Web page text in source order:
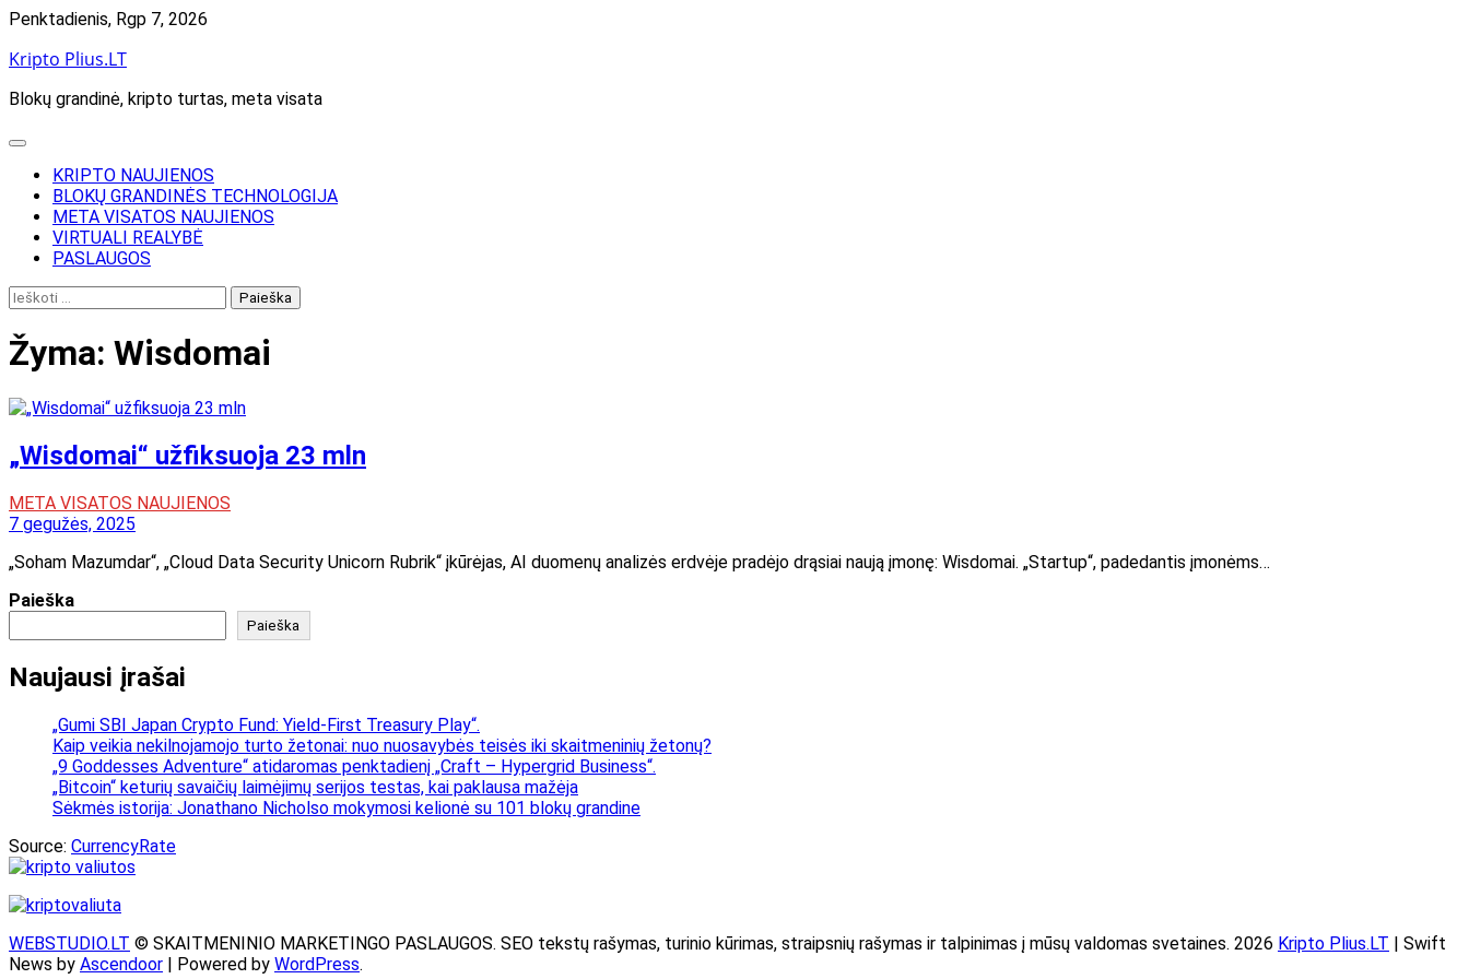
Skip
content
Penktadienis, Rgp 7, 2026
Kripto Plius.LT
Blokų grandinė, kripto turtas, meta visata
KRIPTO NAUJIENOS
BLOKŲ GRANDINĖS TECHNOLOGIJA
META VISATOS NAUJIENOS
VIRTUALI REALYBĖ
PASLAUGOS
Ieškoti:
Žyma: Wisdomai
„Wisdomai“ užfiksuoja 23 mln
META VISATOS NAUJIENOS
7 gegužės, 2025
„Soham Mazumdar“, „Cloud Data Security Unicorn Rubrik“ įkūrėjas, AI duomenų analizės erdvėje pradėjo drąsiai naują įmonę: Wisdomai. „Startup“, padedantis įmonėms…
Paieška
Paieška
Naujausi įrašai
„Gumi SBI Japan Crypto Fund: Yield-First Treasury Play“.
Kaip veikia nekilnojamojo turto žetonai: nuo nuosavybės teisės iki skaitmeninių žetonų?
„9 Goddesses Adventure“ atidaromas penktadienį „Craft – Hypergrid Business“.
„Bitcoin“ keturių savaičių laimėjimų serijos testas, kai paklausa mažėja
Sėkmės istorija: Jonathano Nicholso mokymosi kelionė su 101 blokų grandine
Source: CurrencyRate
WEBSTUDIO.LT © SKAITMENINIO MARKETINGO PASLAUGOS. SEO tekstų rašymas, turinio kūrimas, straipsnių rašymas ir talpinimas į mūsų valdomas svetaines. 2026 Kripto Plius.LT | Swift
News by Ascendoor | Powered by WordPress.